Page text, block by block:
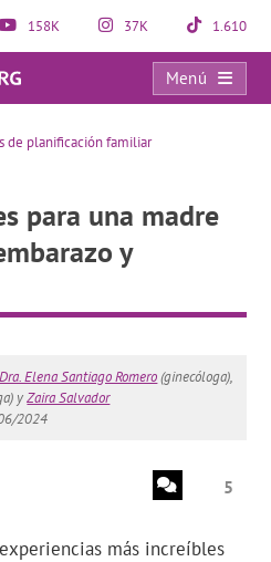
158K 37K 1.610
Menú
Recomendaciones para una madre primeriza en el embarazo y postparto
de planificación familiar
para una madre
y
Dra. Elena Santiago Romero(ginecóloga),
yZaira Salvador
2024
5
más increíbles